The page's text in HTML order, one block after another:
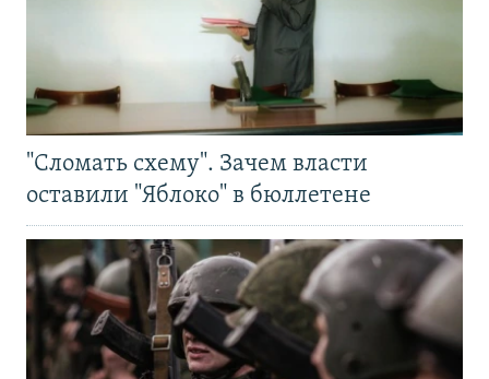
"Сломать схему". Зачем власти
оставили "Яблоко" в бюллетене